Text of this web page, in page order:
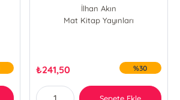
İlhan Akın
Mat Kitap Yayınları
₺241,50 %30